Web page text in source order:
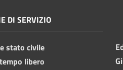
DI SERVIZIO
stato civile
libero